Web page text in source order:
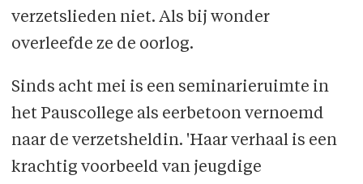
verzetslieden niet. Als bij wonder
overleefde ze de oorlog.
Sinds acht mei is een seminarieruimte in
het Pauscollege als eerbetoon vernoemd
naar de verzetsheldin. 'Haar verhaal is een
krachtig voorbeeld van jeugdige